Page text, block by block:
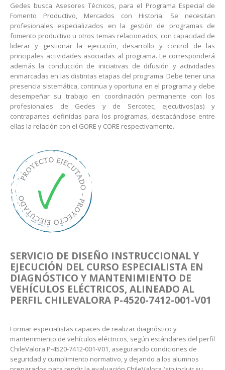
Gedes busca Asesores Técnicos, para el Programa Especial de
Fomento Productivo, Mercados con Historia. Se necesitan
profesionales especializados en la gestión de programas de
fomento productivo u otros temas relacionados, con capacidad de
liderar y gestionar la ejecución, desarrollo y control de las
principales actividades asociadas al programa. Le corresponderá
además la conducción de iniciativas de difusión y actividades
enmarcadas en las distintas etapas del programa. Debe tener una
presencia sistemática, continua y oportuna en el programa y debe
desempeñar su trabajo en coordinación permanente con los
profesionales de Gedes y de Sercotec, ejecutivos(as) y
contrapartes definidas para los programas, destacándose entre
ellas la relación con el GORE y CORE respectivamente.
SERVICIO DE DISEÑO INSTRUCCIONAL Y
EJECUCIÓN DEL CURSO ESPECIALISTA EN
DIAGNÓSTICO Y MANTENIMIENTO DE
VEHÍCULOS ELÉCTRICOS, ALINEADO AL
PERFIL CHILEVALORA P-4520-7412-001-V01
Formar especialistas capaces de realizar diagnóstico y
mantenimiento de vehículos eléctricos, según estándares del perfil
ChileValora P-4520-7412-001-V01, asegurando condiciones de
seguridad y cumplimiento normativo, y dejando a los alumnos